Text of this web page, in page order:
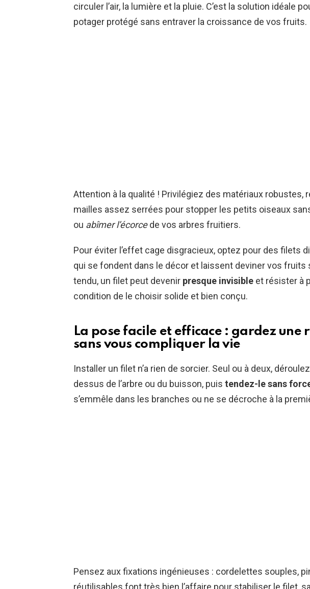
circuler l’air, la lumière et la pluie. C’est la solution idéale
potager protégé sans entraver la croissance de vos fruits.
Attention à la qualité ! Privilégiez des matériaux robustes,
mailles assez serrées pour stopper les petits oiseaux
ou abîmer l’écorcede vos arbres fruitiers.
Pour éviter l’effet cage disgracieux, optez pour des filets
qui se fondent dans le décor et laissent deviner vos fruits
tendu, un filet peut devenir presque invisible et résister à
condition de le choisir solide et bien conçu.
La pose facile et efficace : gardez une
sans vous compliquer la vie
Installer un filet n’a rien de sorcier. Seul ou à deux,
dessus de l’arbre ou du buisson, puis tendez-le sans
s’emmêle dans les branches ou ne se décroche à la
Pensez aux fixations ingénieuses : cordelettes souples,
réutilisables font très bien l’affaire pour stabiliser le filet,